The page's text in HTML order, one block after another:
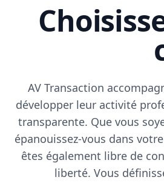
AV Transaction
développer leur activité
transparente. Que vous
épanouissez-vous dans
êtes également libre de
liberté. Vous